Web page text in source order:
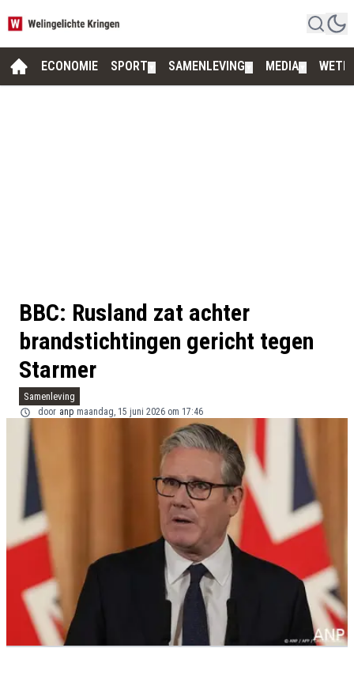
ECONOMIE SPORT SAMENLEVING MEDIA
BBC: Rusland zat achter
brandstichtingen gericht tegen
Starmer
Samenleving
door anp maandag, 15 juni 2026 om 17:46